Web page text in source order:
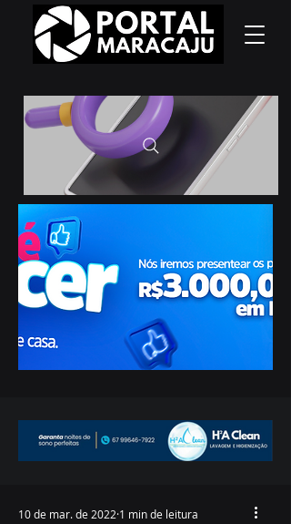
10 de mar. de 2022 1 min de leitura